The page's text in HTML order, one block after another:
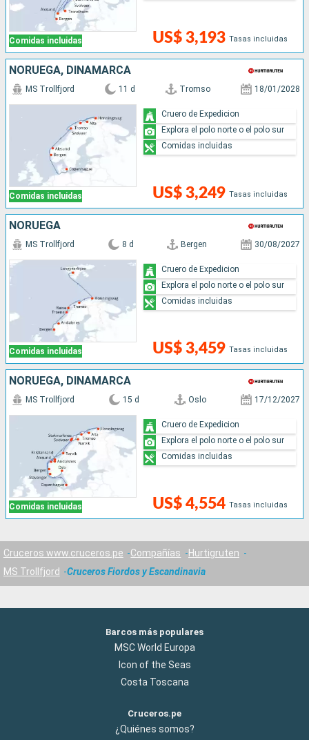
Comidas incluidas US$ 3,193 Tasas incluidas
NORUEGA, DINAMARCA
Comidas incluidas
MS Trollfjord 11 d Tromso 18/01/2028
US$ 3,249 Tasas incluidas
Cruero de Expedicion
Explora el polo norte o el polo sur
Comidas incluidas
NORUEGA
Comidas incluidas
MS Trollfjord 8 d Bergen 30/08/2027
US$ 3,459 Tasas incluidas
Cruero de Expedicion
Explora el polo norte o el polo sur
Comidas incluidas
NORUEGA, DINAMARCA
Comidas incluidas
MS Trollfjord 15 d Oslo 17/12/2027
US$ 4,554 Tasas incluidas
Cruero de Expedicion
Explora el polo norte o el polo sur
Comidas incluidas
Cruceros www.cruceros.pe Compañías
Hurtigruten
MS Trollfjord
Cruceros Fiordos y Escandinavia
Barcos más populares
MSC World Europa
Icon of the Seas
Costa Toscana
Cruceros.pe
¿Quiénes somos?